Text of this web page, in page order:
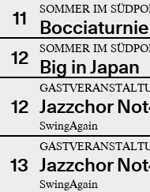
11 SOMMER IM
12
SOMMER IM
Big in Japan
12 Jazzchor
SwingAgain
13 Jazzchor
SwingAgain